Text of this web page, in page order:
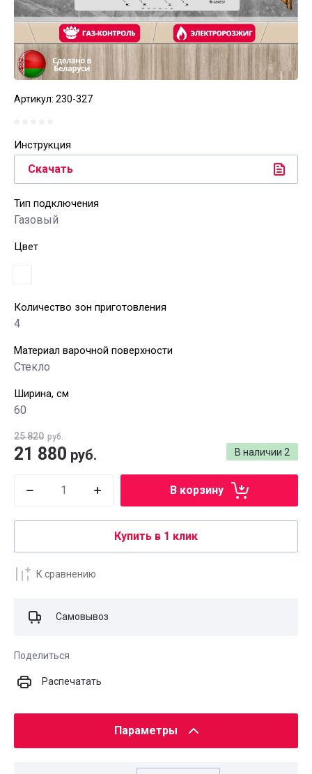
Артикул: 230-327
Инструкция
Скачать
Тип подключения
Газовый
Цвет
Количество зон приготовления
4
Материал варочной поверхности
Стекло
Ширина, см
60
В наличии 2
25 820 руб.
21 880 руб.
В корзину
Купить в 1 клик
К сравнению
Самовывоз
Поделиться
Распечатать
Параметры